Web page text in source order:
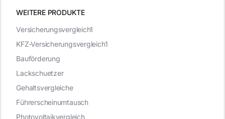
WEITERE PRODUKTE
Versicherungsvergleich1
KFZ-Versicherungsvergleich1
Bauförderung
Lackschuetzer
Gehaltsvergleiche
Führerscheinumtausch
Photovoltaikvergleich